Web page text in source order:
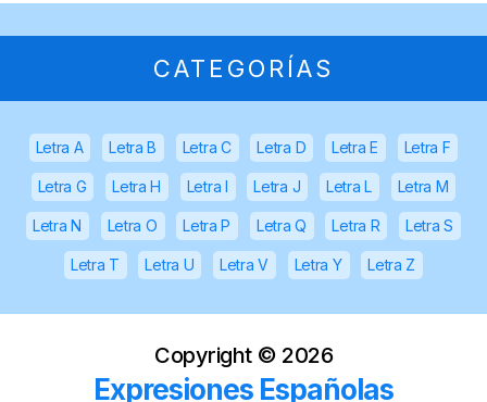
CATEGORÍAS
Letra A Letra B Letra C Letra D Letra E Letra F
Letra G Letra H Letra I Letra J Letra L Letra M
Letra N Letra O Letra P Letra Q Letra R Letra S
Letra T Letra U Letra V Letra Y Letra Z
Copyright © 2026
Expresiones Españolas